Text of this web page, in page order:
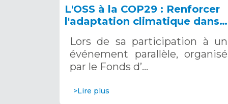
L'OSS à la COP29 : Renforcer
l'adaptation climatique dans
conflictuelles
Lors de sa participation à un
événement parallèle, organisé
par le Fonds d’…
>Lire plus